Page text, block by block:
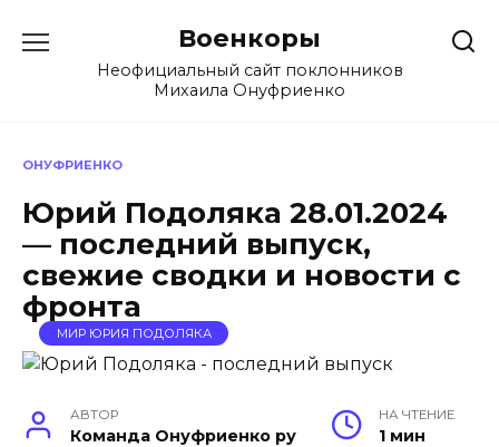
содержанию
Военкоры
Неофициальный сайт поклонников
Михаила Онуфриенко
ОНУФРИЕНКО
Юрий Подоляка 28.01.2024
— последний выпуск,
свежие сводки и новости с
фронта
МИР ЮРИЯ ПОДОЛЯКА
АВТОР
Команда Онуфриенко ру
НА ЧТЕНИЕ
1 мин